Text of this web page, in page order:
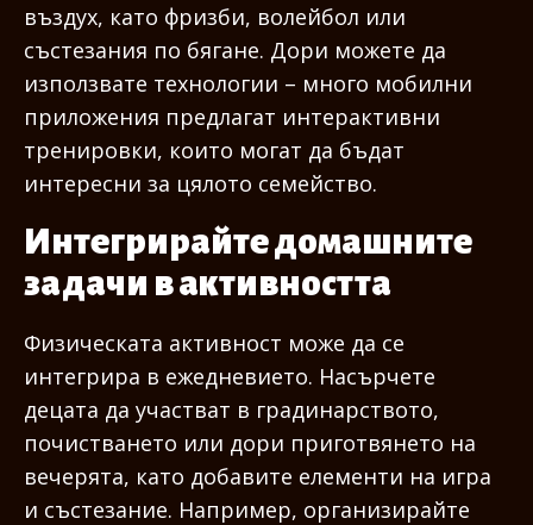
въздух, като фризби, волейбол или
състезания по бягане. Дори можете да
използвате технологии – много мобилни
приложения предлагат интерактивни
тренировки, които могат да бъдат
интересни за цялото семейство.
Интегрирайте домашните
задачи в активността
Физическата активност може да се
интегрира в ежедневието. Насърчете
децата да участват в градинарството,
почистването или дори приготвянето на
вечерята, като добавите елементи на игра
и състезание. Например, организирайте